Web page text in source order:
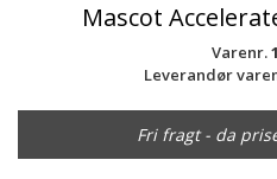
Mascot
Varenr.
Leverandør
Fri fragt - da